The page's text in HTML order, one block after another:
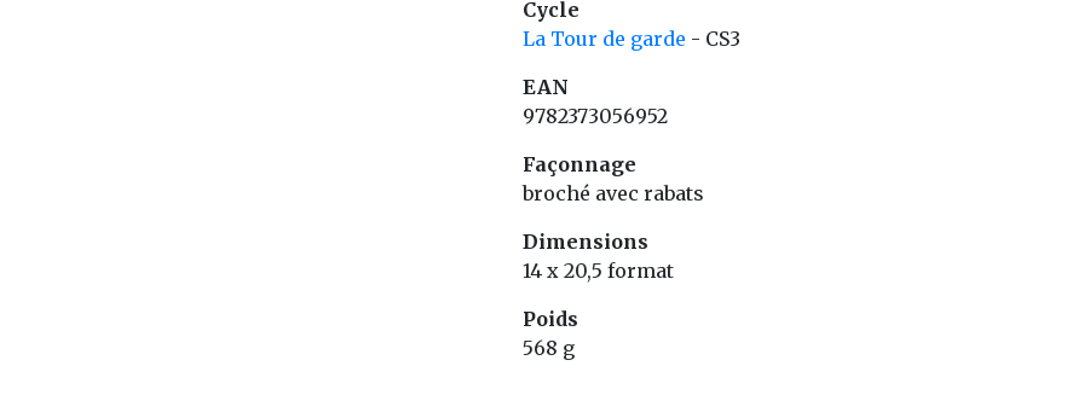
Cycle
La Tour de garde - CS3
EAN
9782373056952
Façonnage
broché avec rabats
Dimensions
14 x 20,5 format
Poids
568 g